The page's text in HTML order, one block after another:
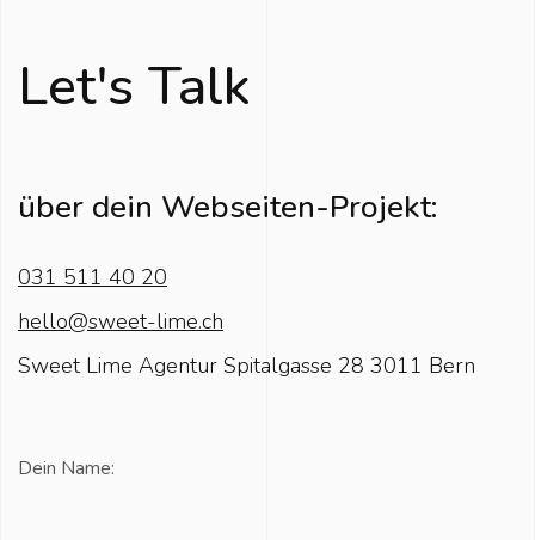
Let's Talk
über dein Webseiten-Projekt:
031 511 40 20
hello@sweet-lime.ch
Sweet Lime Agentur Spitalgasse 28 3011 Bern
Dein Name: